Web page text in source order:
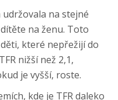
na stejné
na ženu. Toto
které nepřežijí do
nižší než 2,1,
je vyšší, roste.
kde je TFR daleko